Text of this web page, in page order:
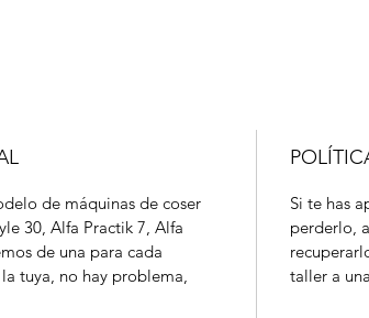
de máquinas de coser
30, Alfa Practik 7, Alfa
de una para cada
tuya, no hay problema,
Si te has
perderlo,
taller a